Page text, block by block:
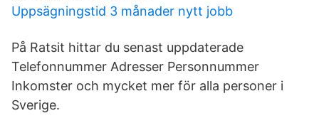
Uppsägningstid 3 månader nytt jobb
På Ratsit hittar du senast uppdaterade
Telefonnummer Adresser Personnummer
Inkomster och mycket mer för alla personer i
Sverige.